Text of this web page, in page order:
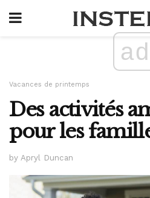
ad
Vacances de printemps
Des activités
pour les
by Apryl Duncan